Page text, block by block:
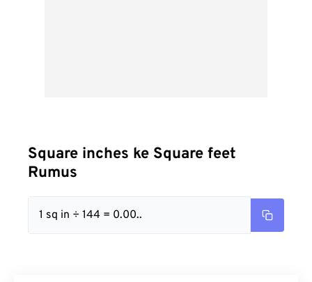
Square inches ke Square feet
Rumus
1 sq in ÷ 144 = 0.00..